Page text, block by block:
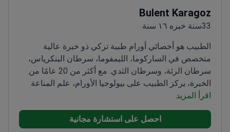
Bulent Karagoz
33سنة خبره ١٦ سنة
الطبيب هو أخصائي أورام طبية تركي ذو خبرة عالية
متخصص في الساركوما، الليمفوما، سرطان البنكرياس،
سرطان الرئة، وسرطان الثدي. مع أكثر من 20 عامًا من
الخبرة، يركز الطبيب على بيولوجيا الأورام، علم المناعة
للأورام، العلاج المناعي للسرطان، والعلاجات المستهدفة.
منذ عام 2019، يعمل الطبيب كأخصائي أورام طبية في
مركز الأناضول الطبي وكان قد شغل سابقًا مناصب قيادية
اقرأ المزيد
احصل على استشارة مجانية